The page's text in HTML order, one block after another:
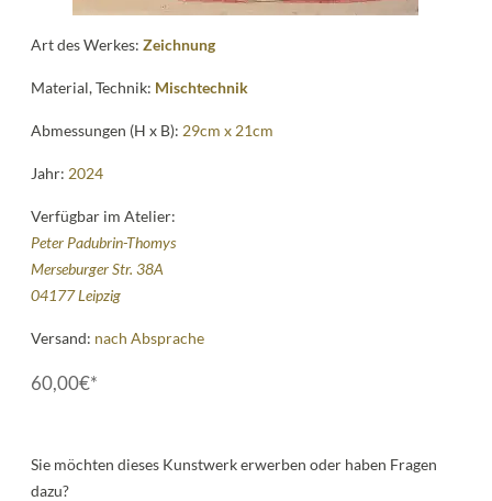
Art des Werkes:Zeichnung
Material, Technik: Mischtechnik
Abmessungen (H x B): 29cm x 21cm
Jahr: 2024
Verfügbar im Atelier:
Peter Padubrin-Thomys
Merseburger Str. 38A
04177 Leipzig
Versand: nach Absprache
60,00€*
Sie möchten dieses Kunstwerk erwerben oder haben Fragen
dazu?